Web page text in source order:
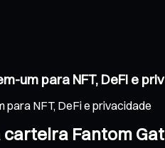
um para NFT, DeFi e
para NFT, DeFi e privacidade
Fantom